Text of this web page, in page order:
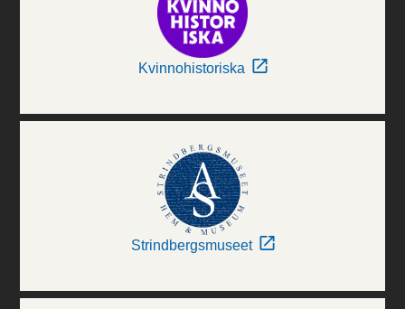
Kvinnohistoriska
Strindbergsmuseet